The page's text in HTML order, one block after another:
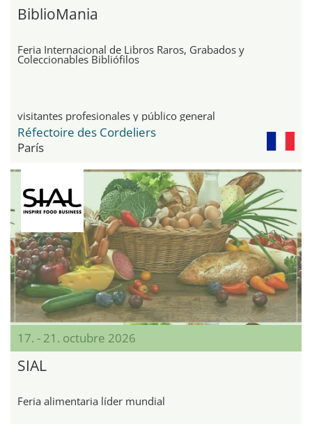
BiblioMania
Feria Internacional de Libros Raros, Grabados y
Coleccionables Bibliófilos
visitantes profesionales y público general
Réfectoire des Cordeliers
París
17. - 21. octubre 2026
SIAL
Feria alimentaria líder mundial